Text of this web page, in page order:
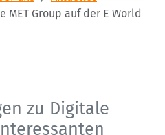
MET Group auf der E World
zu Digitale